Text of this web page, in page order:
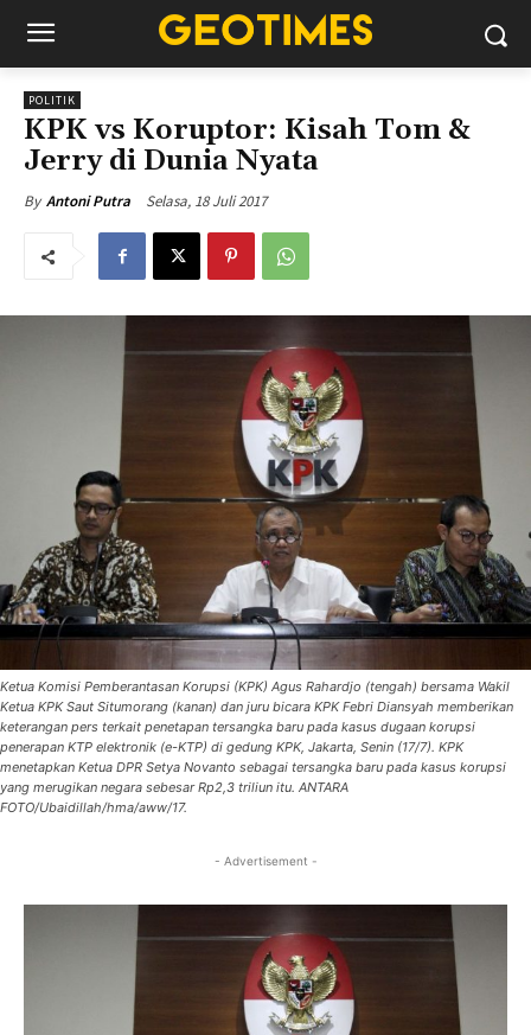
POLITIK
KPK vs Koruptor: Kisah Tom &
Jerry di Dunia Nyata
By Antoni Putra Selasa, 18 Juli 2017
Ketua Komisi Pemberantasan Korupsi (KPK) Agus Rahardjo (tengah) bersama Wakil
Ketua KPK Saut Situmorang (kanan) dan juru bicara KPK Febri Diansyah memberikan
keterangan pers terkait penetapan tersangka baru pada kasus dugaan korupsi
penerapan KTP elektronik (e-KTP) di gedung KPK, Jakarta, Senin (17/7). KPK
menetapkan Ketua DPR Setya Novanto sebagai tersangka baru pada kasus korupsi
yang merugikan negara sebesar Rp2,3 triliun itu. ANTARA
FOTO/Ubaidillah/hma/aww/17.
- Advertisement -